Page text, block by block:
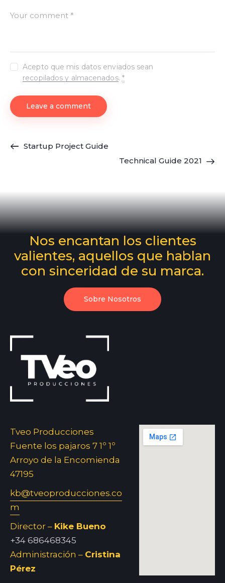
Acepto que mis datos enviados sean
recopilados y almacenados. *
Startup Project Guide
Technical Guide 2021
Nos encantan los clientes
valientes, aquellos que hablan
con sinceridad de su marca.
Sobre Nosotros
Tveo Producciones
Fuente los pajaros 7 1º 1º
Arroyo de la Encomienda
47195
kb@tveoproducciones.co
m
Director – Kike Bueno
+34 686468345
Administración – Cristina
Pérez